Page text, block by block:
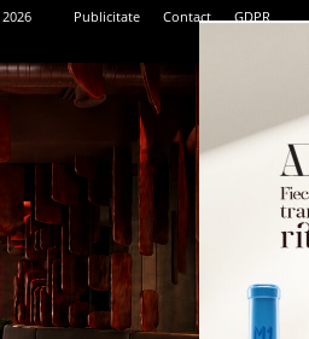
Publicitate Contact GDPR